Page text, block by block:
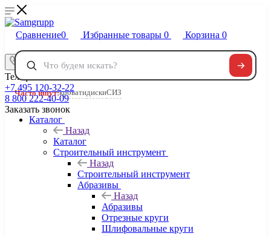
Сравнение0 Избранные товары 0 Корзина 0
Телефоны
+7 495 120-32-22
8 800 222-40-09
Заказать звонок
Часто ищут:кроватидискиСИЗ
Каталог
Назад
Каталог
Строительный инструмент
Назад
Строительный инструмент
Абразивы
Назад
Абразивы
Отрезные круги
Шлифовальные круги